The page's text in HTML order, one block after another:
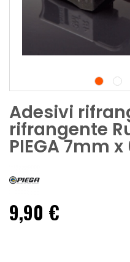
Adesivi
rifrangente
PIEGA 7mm
9,90 €